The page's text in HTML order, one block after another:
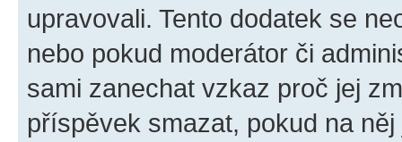
upravovali. Tento dodatek se
nebo pokud moderátor či
sami zanechat vzkaz proč jej
příspěvek smazat, pokud na